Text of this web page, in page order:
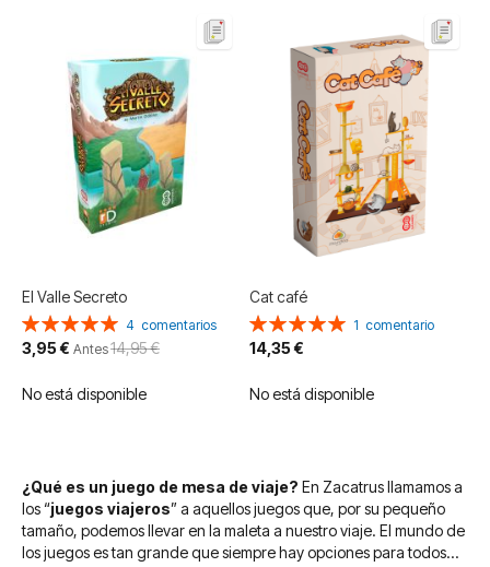
El Valle Secreto
Valoración:
100%
4 comentarios
Precio
especial
3,95 € Antes14,95 €
No está disponible
Cat café
Valoración:
100%
1 comentario
14,35 €
No está disponible
¿Qué es un juego de mesa de viaje? En Zacatrus llamamos a
los “juegos viajeros” a aquellos juegos que, por su pequeño
tamaño, podemos llevar en la maleta a nuestro viaje. El mundo de
los juegos es tan grande que siempre hay opciones para todos…